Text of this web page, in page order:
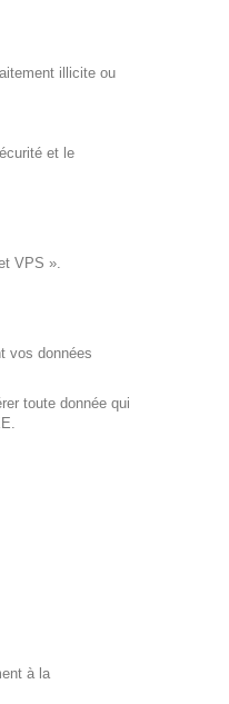
illicite ou
et le
VPS ».
vos données
toute donnée qui
à la